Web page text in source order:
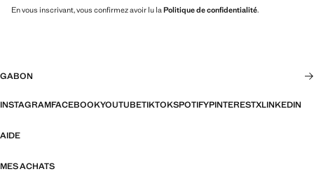
En vous inscrivant, vous confirmez avoir lu la Politique de confidentialité.
GABON
INSTAGRAMFACEBOOKYOUTUBETIKTOKSPOTIFYPINTERESTXLINKEDIN
AIDE
MES ACHATS